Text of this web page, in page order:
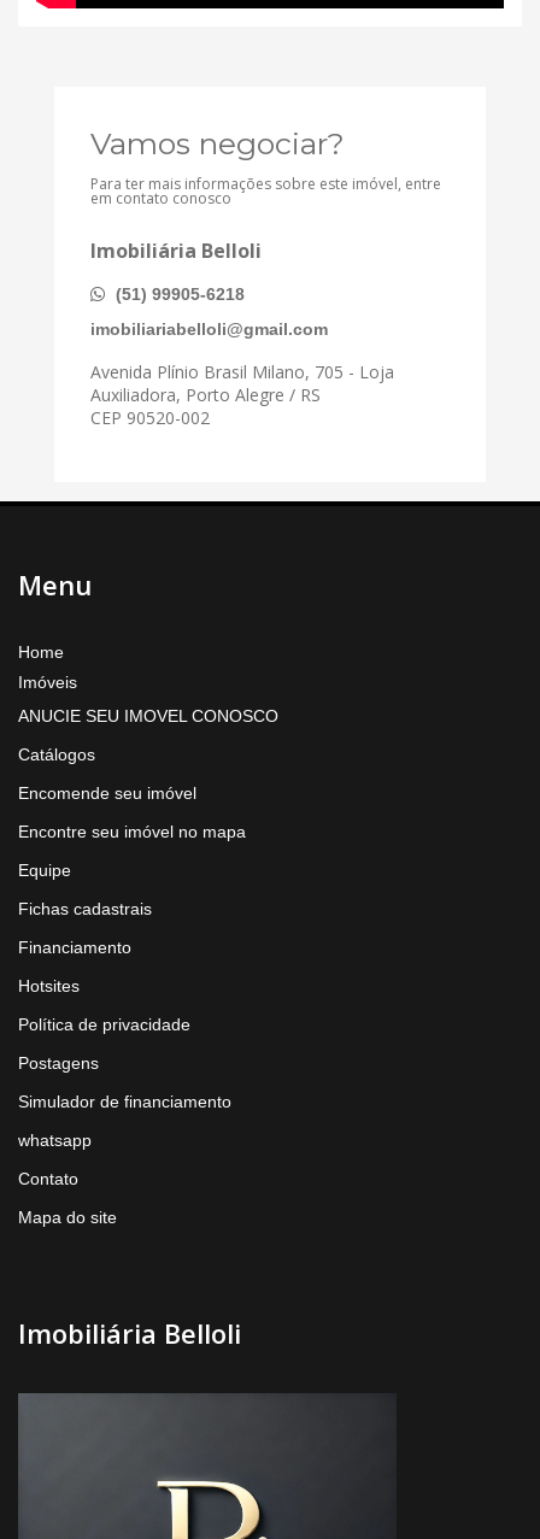
Vamos negociar?
Para ter mais informações sobre este imóvel, entre
em contato conosco
Imobiliária Belloli
(51) 99905-6218
imobiliariabelloli@gmail.com
Avenida Plínio Brasil Milano, 705 - Loja
Auxiliadora, Porto Alegre / RS
CEP 90520-002
Menu
Home
Imóveis
ANUCIE SEU IMOVEL CONOSCO
Catálogos
Encomende seu imóvel
Encontre seu imóvel no mapa
Equipe
Fichas cadastrais
Financiamento
Hotsites
Política de privacidade
Postagens
Simulador de financiamento
whatsapp
Contato
Mapa do site
Imobiliária Belloli